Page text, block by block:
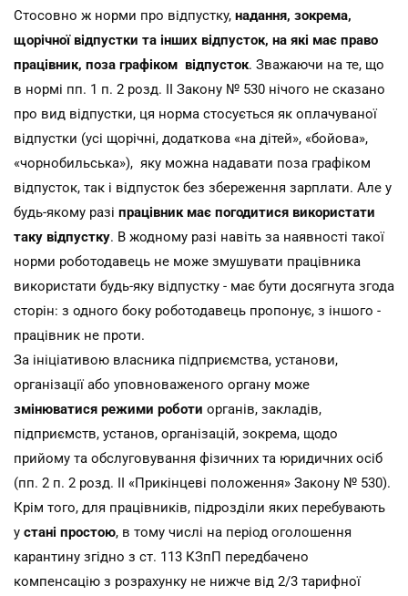
Стосовно ж норми про відпустку, надання, зокрема,
щорічної відпустки та інших відпусток, на які має право
працівник, поза графіком відпусток. Зважаючи на те, що
в нормі пп. 1 п. 2 розд. ІІ Закону № 530 нічого не сказано
про вид відпустки, ця норма стосується як оплачуваної
відпустки (усі щорічні, додаткова «на дітей», «бойова»,
«чорнобильська»), яку можна надавати поза графіком
відпусток, так і відпусток без збереження зарплати. Але у
будь-якому разі працівник має погодитися використати
таку відпустку. В жодному разі навіть за наявності такої
норми роботодавець не може змушувати працівника
використати будь-яку відпустку - має бути досягнута згода
сторін: з одного боку роботодавець пропонує, з іншого -
працівник не проти.
За ініціативою власника підприємства, установи,
організації або уповноваженого органу може
змінюватися режими роботи органів, закладів,
підприємств, установ, організацій, зокрема, щодо
прийому та обслуговування фізичних та юридичних осіб
(пп. 2 п. 2 розд. ІІ «Прикінцеві положення» Закону № 530).
Крім того, для працівників, підрозділи яких перебувають
у стані простою, в тому числі на період оголошення
карантину згідно з ст. 113 КЗпП передбачено
компенсацію з розрахунку не нижче від 2/3 тарифної